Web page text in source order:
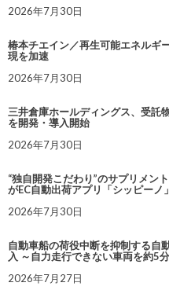
2026年7月30日
椿本チエイン／再生可能エネルギ
現を加速
2026年7月30日
三井倉庫ホールディングス、受託
を開発・導入開始
2026年7月30日
“独自開発こだわり”のサプリメン
がEC自動出荷アプリ「シッピーノ
2026年7月30日
自動車船の荷役中断を抑制する自
入 ～自力走行できない車両を約5
2026年7月27日